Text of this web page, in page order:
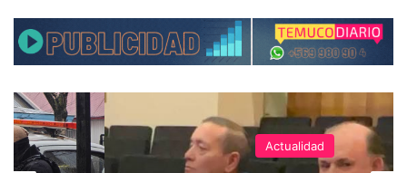
Actualidad